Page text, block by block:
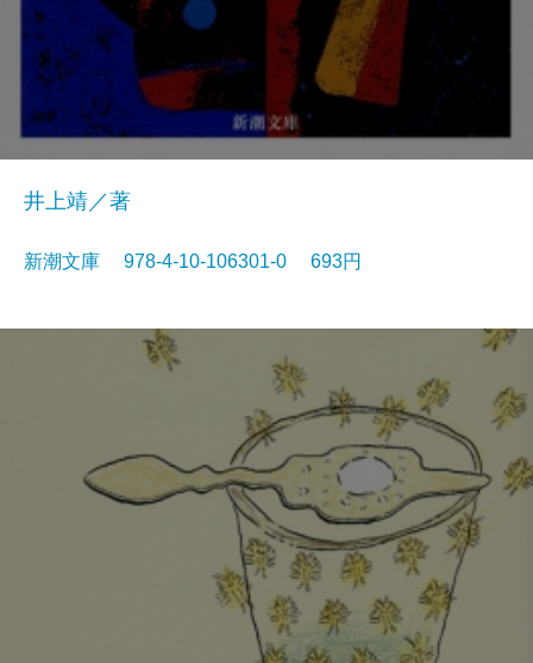
井上靖／著
新潮文庫 978-4-10-106301-0 693円